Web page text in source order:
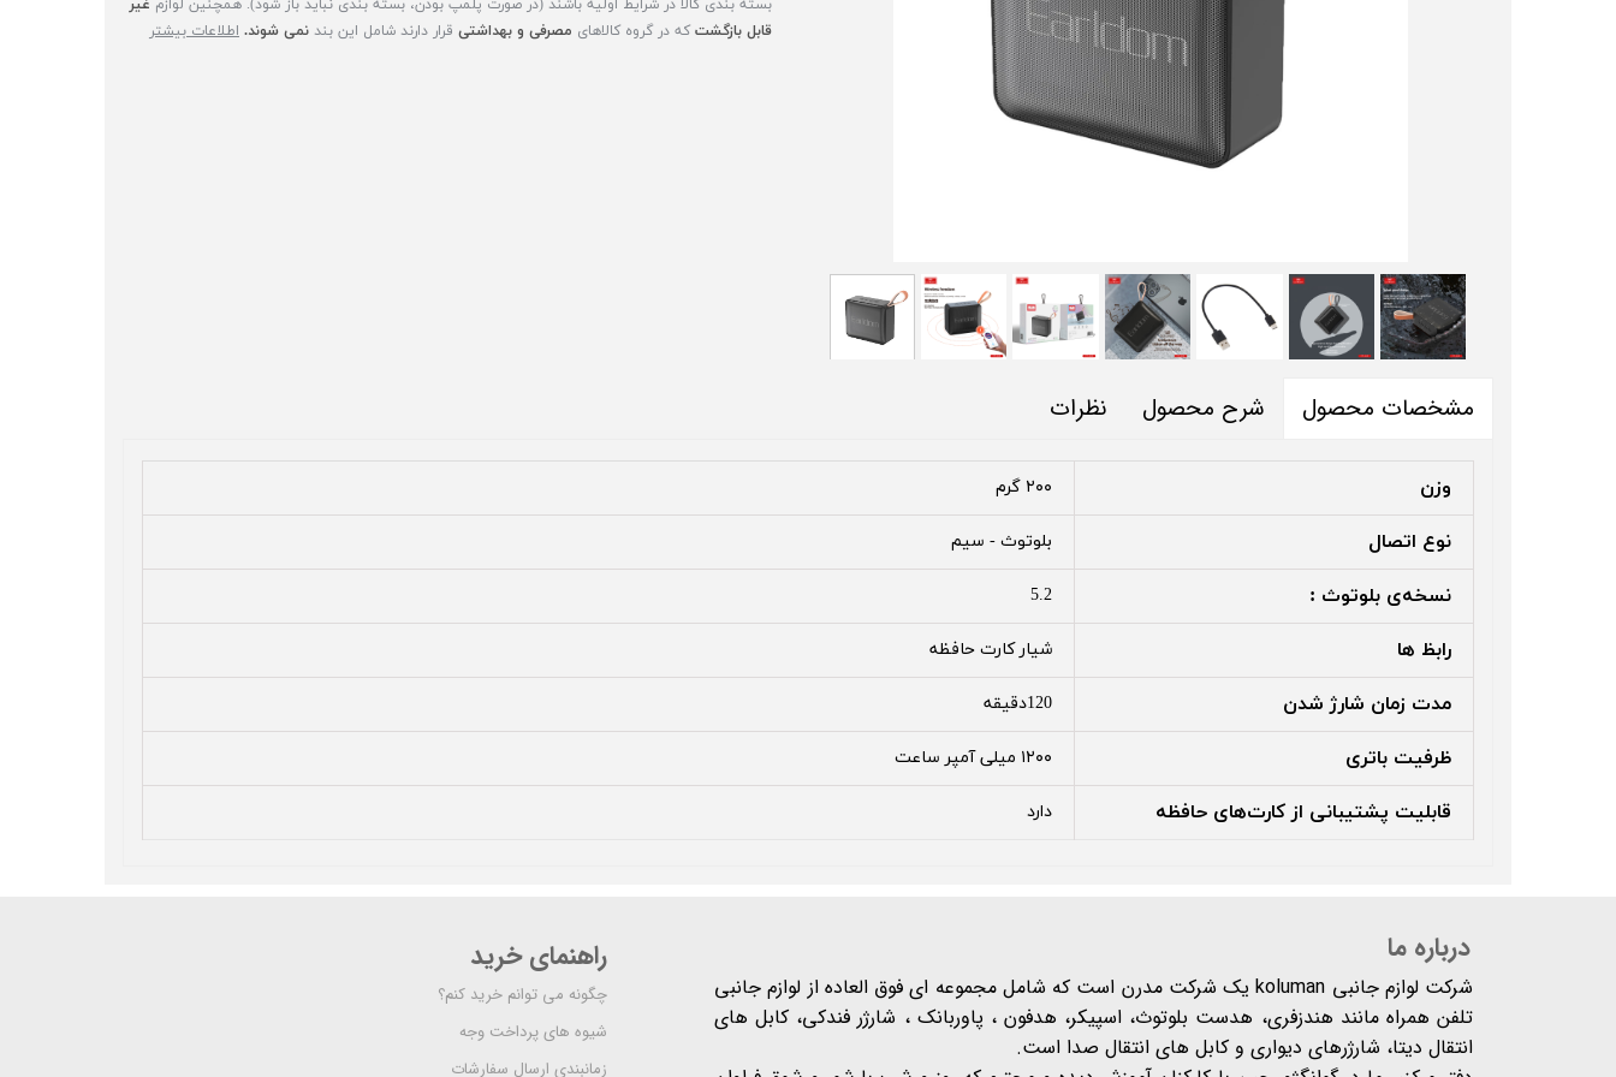
بسته بندی کالا در شرایط اولیه باشند (در صورت پلمپ بودن، بسته بندی نباید باز شود). همچنین لوازم غیر
قابل بازگشت که در گروه کالاهای مصرفی و بهداشتی قرار دارند شامل این بند نمی شوند. اطلاعات بیشتر
مشخصات محصول شرح محصول نظرات
وزن ۲۰۰ گرم
نوع اتصال بلوتوث - سیم
نسخه‌ی بلوتوث : 5.2
رابظ ها شیار کارت حافظه
مدت زمان شارژ شدن 120دقیقه
ظرفیت باتری ۱۲۰۰ میلی آمپر ساعت
قابلیت پشتیبانی از کارت‌های حافظه دارد
درباره ما
شرکت لوازم جانبی koluman یک شرکت مدرن است که شامل مجموعه ای فوق العاده از لوازم جانبی
تلفن همراه مانند هندزفری، هدست بلوتوث، اسپیکر، هدفون ، پاوربانک ، شارژر فندکی، کابل های
انتقال دیتا، شارژرهای دیواری و کابل های انتقال صدا است.
راهنمای خرید
چگونه می توانم خرید کنم؟
شیوه های پرداخت وجه
زمانبندی ارسال سفارشات